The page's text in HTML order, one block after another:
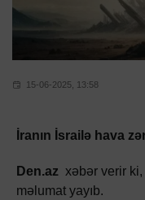
15-06-2025, 13:58
İranın İsrailə hava
Den.az xəbər verir
məlumat yayıb.